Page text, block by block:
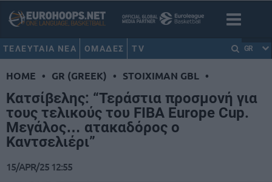
ΤΕΛΕΥΤΑΙΑ ΝΕΑ ΟΜΑΔΕΣ TV GR
HOME • GR (GREEK) • STOIXIMAN GBL •
Κατσίβελης: “Τεράστια προσμονή για
τους τελικούς του FIBA Europe Cup.
Μεγάλος… ατακαδόρος ο
Καντσελιέρι”
15/APR/25 12:55